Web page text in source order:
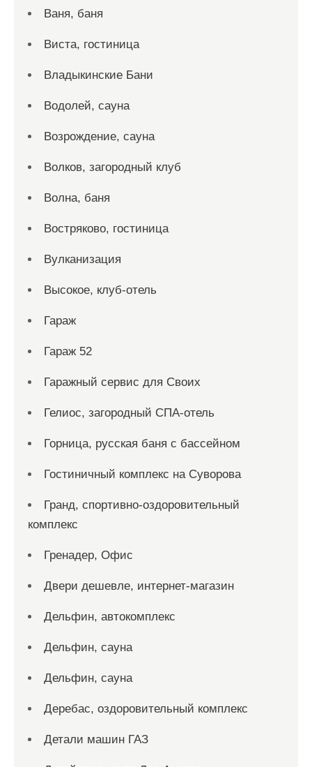
Ваня, баня
Виста, гостиница
Владыкинские Бани
Водолей, сауна
Возрождение, сауна
Волков, загородный клуб
Волна, баня
Востряково, гостиница
Вулканизация
Высокое, клуб-отель
Гараж
Гараж 52
Гаражный сервис для Своих
Гелиос, загородный СПА-отель
Горница, русская баня с бассейном
Гостиничный комплекс на Суворова
Гранд, спортивно-оздоровительный
комплекс
Гренадер, Офис
Двери дешевле, интернет-магазин
Дельфин, автокомплекс
Дельфин, сауна
Дельфин, сауна
Деребас, оздоровительный комплекс
Детали машин ГАЗ